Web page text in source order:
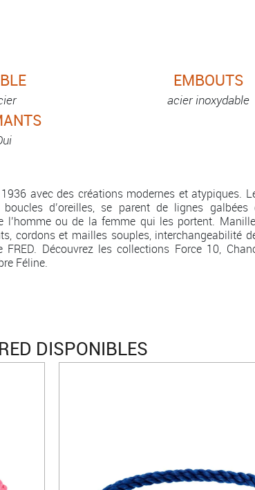
EMBOUTS
acier inoxydable
avec des créations modernes et atypiques.
d’oreilles, se parent de lignes galbées
ou de la femme qui les portent.
cordons et mailles souples, interchangeabilité
Découvrez les collections Force 10,
Féline.
DISPONIBLES